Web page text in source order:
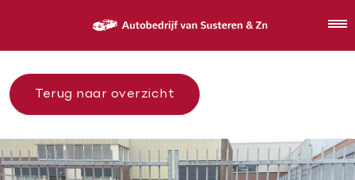
Terug naar overzicht